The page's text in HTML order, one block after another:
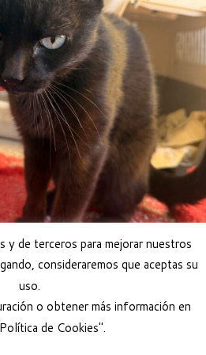
y de terceros para mejorar nuestros
consideraremos que aceptas su
uso.
o obtener más información en
de Cookies".